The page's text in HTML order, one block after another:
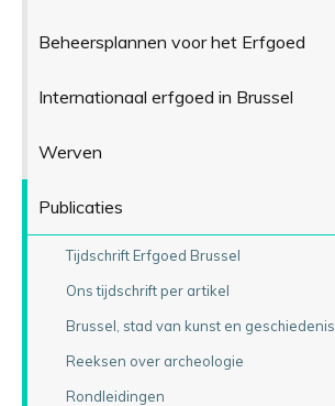
Beheersplannen voor het Erfgoed
Internationaal erfgoed in Brussel
Werven
Publicaties
Tijdschrift Erfgoed Brussel
Ons tijdschrift per artikel
Brussel, stad van kunst en geschiedenis
Reeksen over archeologie
Rondleidingen